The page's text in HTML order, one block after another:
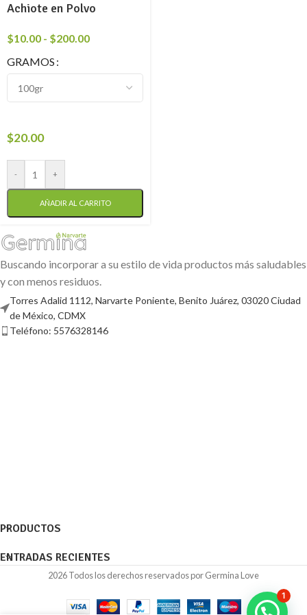
Achiote en Polvo
$10.00 - $200.00
GRAMOS
$20.00
- +
AÑADIR AL CARRITO
Buscando incorporar a su estilo de vida productos más saludables
y con menos residuos.
Torres Adalid 1112, Narvarte Poniente, Benito Juárez, 03020 Ciudad
de México, CDMX
Teléfono: 5576328146
PRODUCTOS
ENTRADAS RECIENTES
2026 Todos los derechos reservados por Germina Love
1